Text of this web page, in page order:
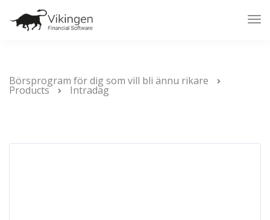
Börsprogram för dig som vill bli ännu rikare
Products Intradag